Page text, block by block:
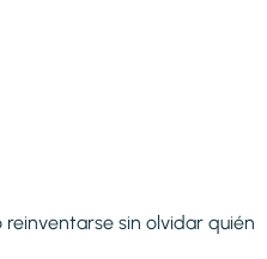
sin olvidar quién